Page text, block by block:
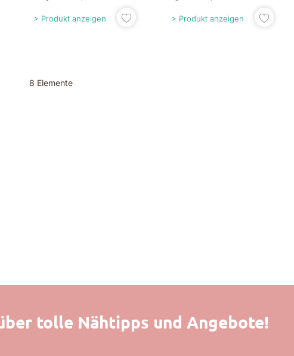
Produkt anzeigen Produkt anzeigen
8 Elemente
tolle Nähtipps und Angebote!